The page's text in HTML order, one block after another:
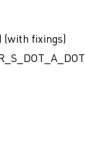
(with fixings)